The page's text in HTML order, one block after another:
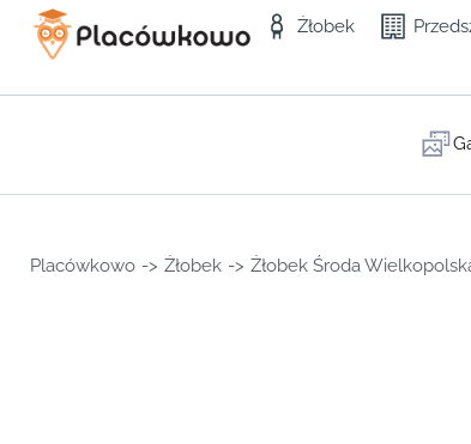
Żłobek
Placówkowo -> Żłobek -> Żłobek Środa